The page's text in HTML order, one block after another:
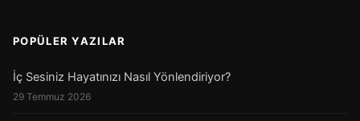
POPÜLER YAZILAR
İç Sesiniz Hayatınızı Nasıl Yönlendiriyor?
29 Temmuz 2026